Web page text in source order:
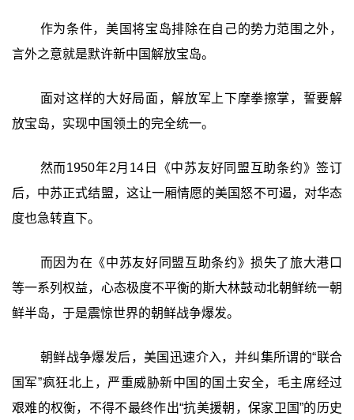
作为条件，美国将宝岛排除在自己的势力范围之外，
言外之意就是默许新中国解放宝岛。
面对这样的大好局面，解放军上下摩拳擦掌，誓要解
放宝岛，实现中国领土的完全统一。
然而1950年2月14日《中苏友好同盟互助条约》签订
后，中苏正式结盟，这让一厢情愿的美国怒不可遏，对华态
度也急转直下。
而因为在《中苏友好同盟互助条约》损失了旅大港口
等一系列权益，心态极度不平衡的斯大林鼓动北朝鲜统一朝
鲜半岛，于是震惊世界的朝鲜战争爆发。
朝鲜战争爆发后，美国迅速介入，并纠集所谓的“联合
国军”疯狂北上，严重威胁新中国的国土安全，毛主席经过
艰难的权衡，不得不最终作出“抗美援朝，保家卫国”的历史